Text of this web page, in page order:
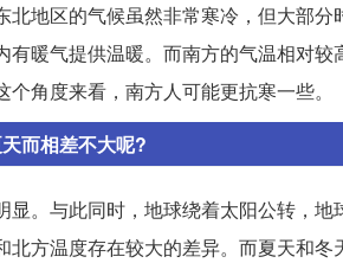
地区的气候虽然非常寒冷，但大部
暖气提供温暖。而南方的气温相对
角度来看，南方人可能更抗寒一些。
而相差不大呢?
。与此同时，地球绕着太阳公转，
方温度存在较大的差异。而夏天和